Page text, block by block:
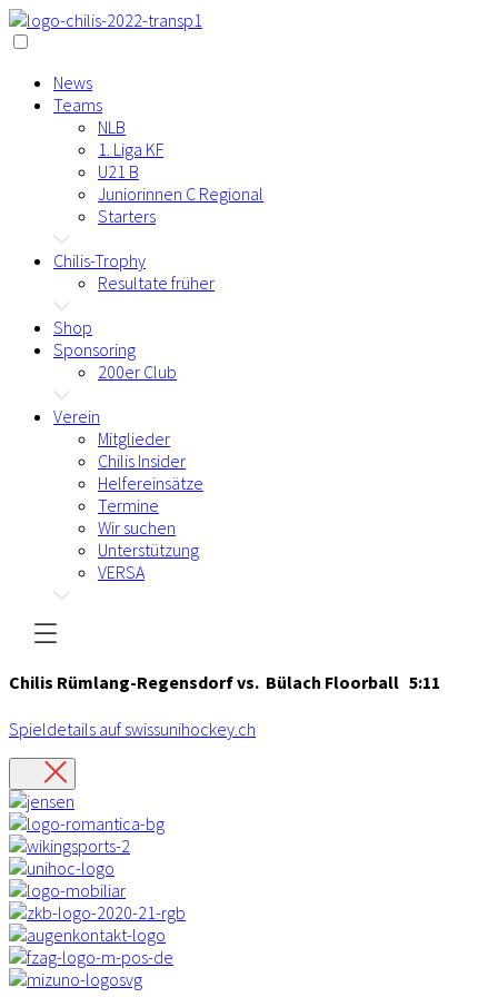
News
Teams
NLB
1. Liga KF
U21 B
Juniorinnen C Regional
Starters
Chilis-Trophy
Resultate früher
Shop
Sponsoring
200er Club
Verein
Mitglieder
Chilis Insider
Helfereinsätze
Termine
Wir suchen
Unterstützung
VERSA
Chilis Rümlang-Regensdorf vs. Bülach Floorball 5:11
Spieldetails auf swissunihockey.ch